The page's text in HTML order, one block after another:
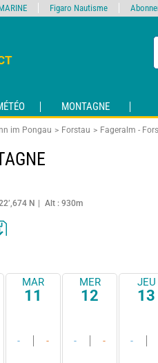
MONTAGNE
im Pongau Forstau Fageralm -
N Alt : 930m
MAR
11
- -
MER
12
- -
JEU
13
-
Figaro Nautisme